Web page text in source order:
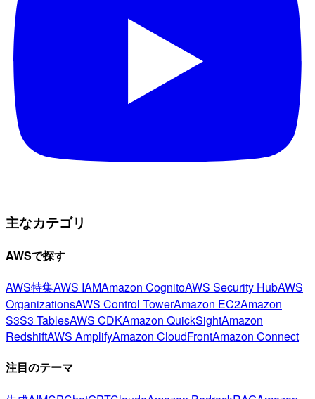
主なカテゴリ
AWSで探す
AWS特集AWS IAMAmazon CognitoAWS Security HubAWS
OrganizationsAWS Control TowerAmazon EC2Amazon
S3S3 TablesAWS CDKAmazon QuickSightAmazon
RedshiftAWS AmplifyAmazon CloudFrontAmazon Connect
注目のテーマ